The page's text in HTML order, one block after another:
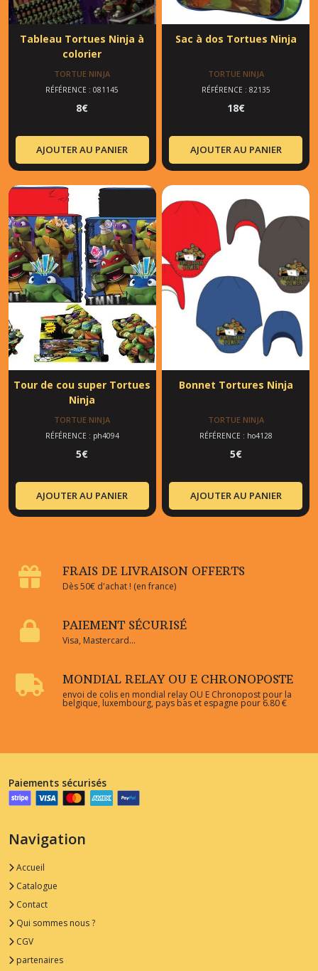
Tableau Tortues Ninja à
colorier
TORTUE NINJA
RÉFÉRENCE : 081145
8€
AJOUTER AU PANIER
Sac à dos Tortues Ninja
TORTUE NINJA
RÉFÉRENCE : 82135
18€
AJOUTER AU PANIER
Tour de cou super Tortues
Ninja
TORTUE NINJA
RÉFÉRENCE : ph4094
5€
AJOUTER AU PANIER
Bonnet Tortures Ninja
TORTUE NINJA
RÉFÉRENCE : ho4128
5€
AJOUTER AU PANIER
FRAIS DE LIVRAISON OFFERTS
Dès 50€ d'achat ! (en france)
PAIEMENT SÉCURISÉ
Visa, Mastercard...
MONDIAL RELAY OU E CHRONOPOSTE
envoi de colis en mondial relay OU E Chronopost pour la
belgique, luxembourg, pays bas et espagne pour 6.80 €
Paiements sécurisés
Navigation
Accueil
Catalogue
Contact
Qui sommes nous ?
CGV
partenaires